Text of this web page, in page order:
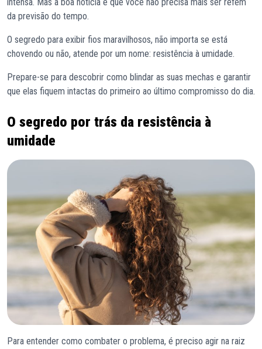
da previsão do tempo.
O segredo para exibir fios maravilhosos, não importa se está
chovendo ou não, atende por um nome: resistência à umidade.
Prepare-se para descobrir como blindar as suas mechas e garantir
que elas fiquem intactas do primeiro ao último compromisso do dia.
O segredo por trás da resistência à
umidade
Para entender como combater o problema, é preciso agir na raiz